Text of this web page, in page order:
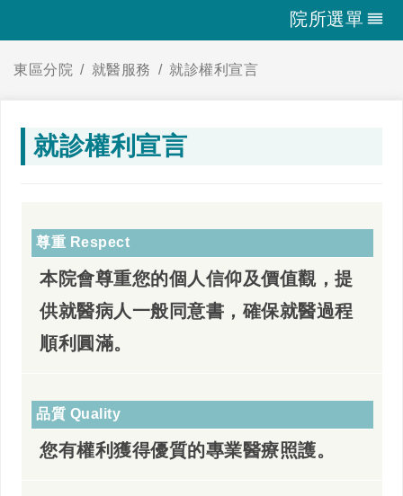
院所選單
東區分院 就醫服務 就診權利宣言
就診權利宣言
尊重 Respect
本院會尊重您的個人信仰及價值觀，提
供就醫病人一般同意書，確保就醫過程
順利圓滿。
品質 Quality
您有權利獲得優質的專業醫療照護。